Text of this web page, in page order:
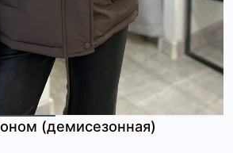
(демисезонная)